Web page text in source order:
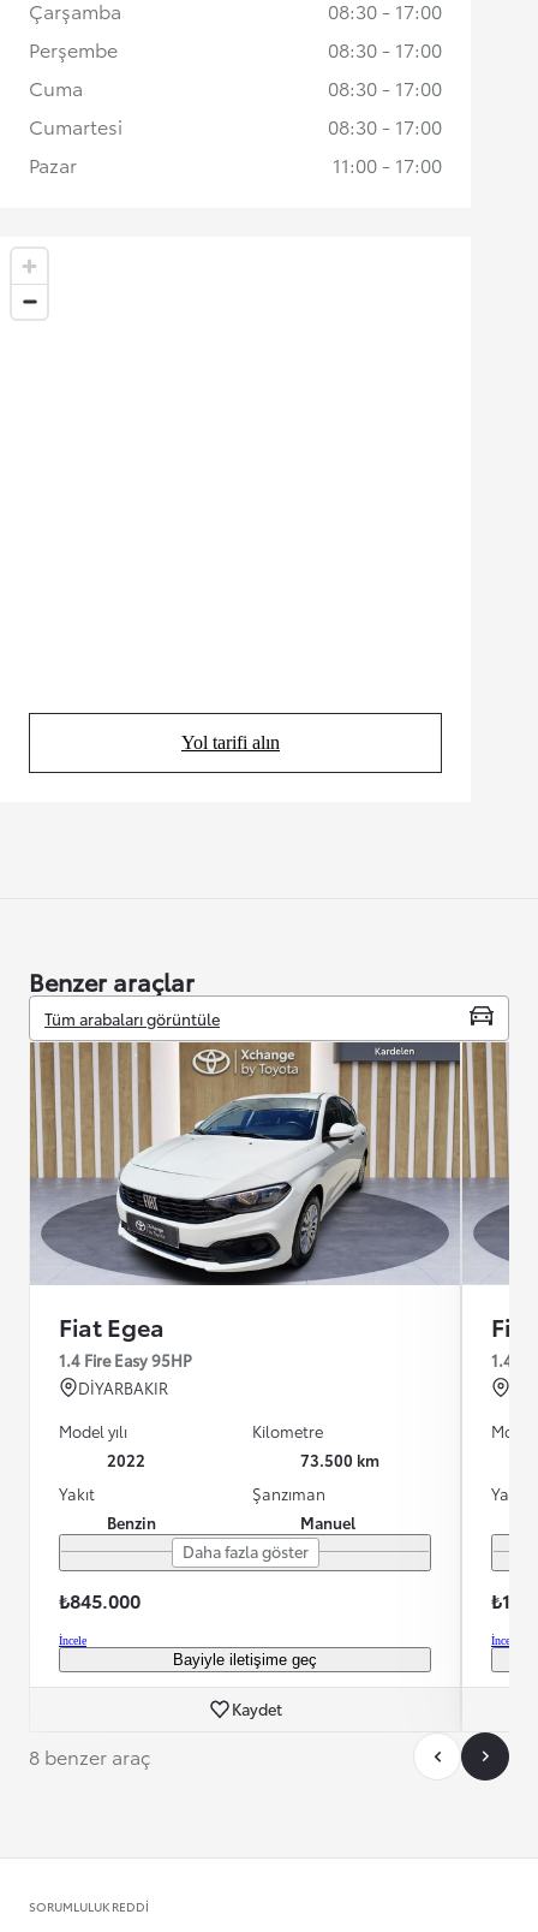
Yol tarifi alın
(Opens in new tab)
Çarşamba
08:30 - 17:00
Perşembe
08:30 - 17:00
Cuma
08:30 - 17:00
Cumartesi
08:30 - 17:00
Pazar
11:00 - 17:00
Benzer araçlar
Tüm arabaları görüntüle
Fiat Egea
1.4 Fire Easy 95HP
DİYARBAKIR
Model yılı
2022
Kilometre
73.500 km
Yakıt
Benzin
Şanzıman
Manuel
Daha fazla göster
₺845.000
İncele
Bayiyle iletişime geç
Kaydet
1.4
Model
Yakıt
İncele
8 benzer araç
SORUMLULUK REDDI